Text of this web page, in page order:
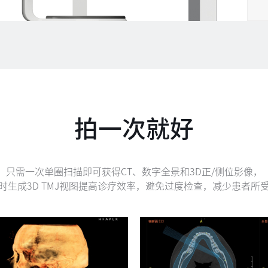
拍一次就好
只需一次单圈扫描即可获得CT、数字全景和3D正/侧位影像，
生成3D TMJ视图提高诊疗效率，避免过度检查，减少患者所